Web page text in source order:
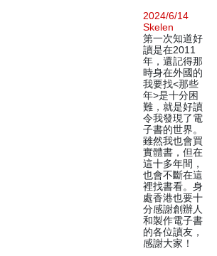
2024/6/14
Skelen
第一次知道好
讀是在2011
年，還記得那
時身在外國的
我要找<那些
年>是十分困
難，就是好讀
令我發現了電
子書的世界。
雖然我也會買
實體書，但在
這十多年間，
也會不斷在這
裡找書看。身
處香港也要十
分感謝創辦人
和製作電子書
的各位讀友，
感謝大家！